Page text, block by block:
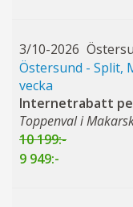
3/10-2026
Östersund - Split,
vecka
Internetrabatt
Toppenval i
10 199:-
9 949:-